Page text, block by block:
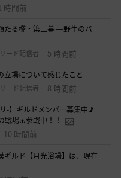
1 時間前
たる檻・第三幕 ―野生のバ
ード配信者 5 時間前
立場について感じたこと
ード配信者 8 時間前
-】ギルドメンバー募集中🎵
場⚓参戦中！！
10 時間前
ギルド【月光浴場】は、現在